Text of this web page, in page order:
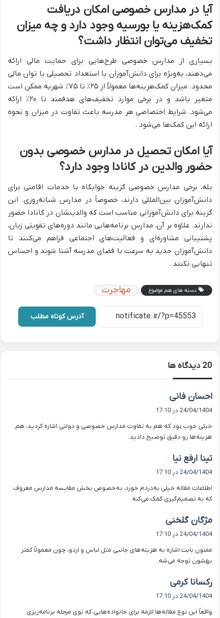
آیا در مدارس خصوصی امکان دریافت
کمک‌هزینه یا بورسیه وجود دارد و چه میزان
تخفیف می‌توان انتظار داشت؟
بسیاری از مدارس خصوصی طرح‌هایی برای حمایت مالی ارائه
می‌دهند، به‌ویژه برای دانش‌آموزان با استعداد تحصیلی یا توان مالی
محدود. میزان کمک‌هزینه‌ها معمولاً از ۲۵٪ تا ۷۵٪ شهریه ممکن است
متغیر باشد و در برخی موارد تخفیف‌های هدفمند تا ۲۰٪ ارائه
می‌شود. شرایط اختصاصی هر مدرسه باعث تفاوت در میزان و نحوه
ارائه این کمک‌ها می‌شود .
آیا امکان تحصیل در مدارس خصوصی بدون
حضور والدین در کانادا وجود دارد؟
بله، برخی مدارس خصوصی گزینه خوابگاه یا خدمات اقامتی برای
دانش‌آموزان بین‌المللی دارند، خصوصاً در مدارس شبانه‌روزی. این
گزینه برای دانش‌آموزانی مناسب است که والدینشان در کانادا حضور
ندارند. علاوه بر آن، مدارس برنامه‌هایی مانند دوره‌های تقویتی زبان،
پشتیبانی مشاوره‌ای و فعالیت‌های اجتماعی فراهم می‌کنند تا
دانش‌آموزان جدید به سرعت با فضای مدرسه آشنا شوند و احساس
تنهایی نکنند .
دسته های هم موضوع مهاجرت
آدرس کوتاه مطلب
‫20 دیدگاه ها
احسان فانی
ف
:
24/04/1404 در 17:10
خیلی خوب بود که هم به تفاوت مدارس خصوصی و دولتی اشاره کردید، هم
هزینه‌ها رو دقیق توضیح دادید.
تینا ارفع نیا
ف
:
24/04/1404 در 17:10
اطلاعات مقاله خیلی به‌دردم خورد، به‌خصوص بخش مقایسه مدارس معروف
که به تصمیم‌گیری کمک می‌کنه.
مژگان گلخنی
ف
:
24/04/1404 در 17:10
ممنون بابت اشاره به هزینه‌های جانبی مثل لباس و اردو، چون معمولاً کمتر
بهشون توجه می‌شه.
رکسانا کرمی
ف
:
24/04/1404 در 17:10
واقعاً این نوع مقاله‌ها لازمه برای خانواده‌هایی که توی مرحله برنامه‌ریزی